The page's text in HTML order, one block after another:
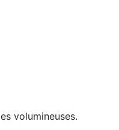
volumineuses.